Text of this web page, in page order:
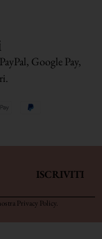
Google Pay,
ISCRIVITI
Privacy Policy.